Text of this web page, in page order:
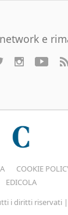
e
COOKIE
EDICOLA
i diritti